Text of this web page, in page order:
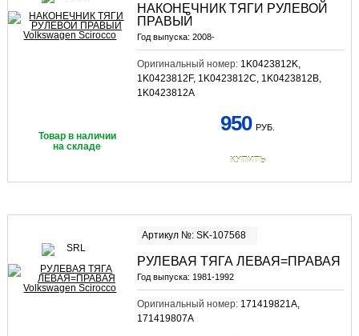
НАКОНЕЧНИК ТЯГИ РУЛЕВОЙ
ПРАВЫЙ
Год выпуска: 2008-
Оригинальный номер: 1K0423812K,
1K0423812F, 1K0423812C, 1K0423812B,
1K0423812A
Товар в наличии
на складе
950 РУБ.
КУПИТЬ
Артикул №: SK-107568
РУЛЕВАЯ ТЯГА ЛЕВАЯ=ПРАВАЯ
Год выпуска: 1981-1992
Оригинальный номер: 171419821A,
171419807A